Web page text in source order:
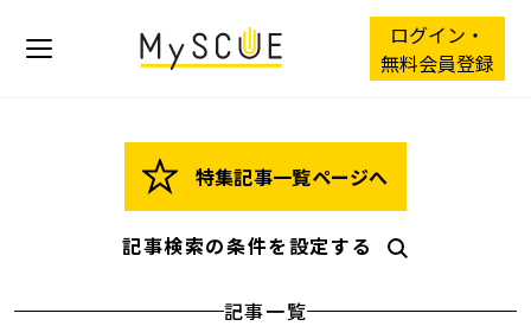
ログイン・
無料会員登録
特集記事一覧ページへ
記事検索の条件を設定する
記事一覧